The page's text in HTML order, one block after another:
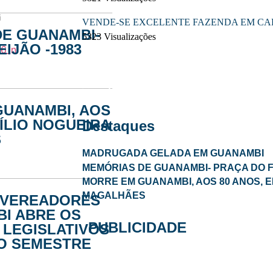
GUANAMBI-
-1983
AOS
NOGUEIRA
ABRE OS
SEMESTRE
VENDE-SE EXCELENTE FAZENDA EM
5323 Visualizações
Destaques
MADRUGADA GELADA EM GUANAMBI
MEMÓRIAS DE GUANAMBI- PRAÇA DO
MORRE EM GUANAMBI, AOS 80 ANOS,
MAGALHÃES
PUBLICIDADE